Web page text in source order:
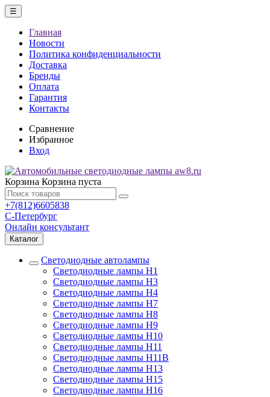
☰
Главная
Новости
Политика конфиденциальности
Доставка
Бренды
Оплата
Гарантия
Контакты
Сравнение
Избранное
Вход
Корзина Корзина пуста
+7(812)6605838
С-Петербург
Онлайн консультант
Каталог
Светодиодные автолампы
Светодиодные лампы H1
Светодиодные лампы H3
Светодиодные лампы H4
Светодиодные лампы H7
Светодиодные лампы H8
Светодиодные лампы H9
Светодиодные лампы H10
Светодиодные лампы H11
Светодиодные лампы H11B
Светодиодные лампы H13
Светодиодные лампы H15
Светодиодные лампы H16